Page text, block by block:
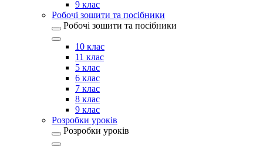
9 клас
Робочі зошити та посібники
Робочі зошити та посібники
10 клас
11 клас
5 клас
6 клас
7 клас
8 клас
9 клас
Розробки уроків
Розробки уроків